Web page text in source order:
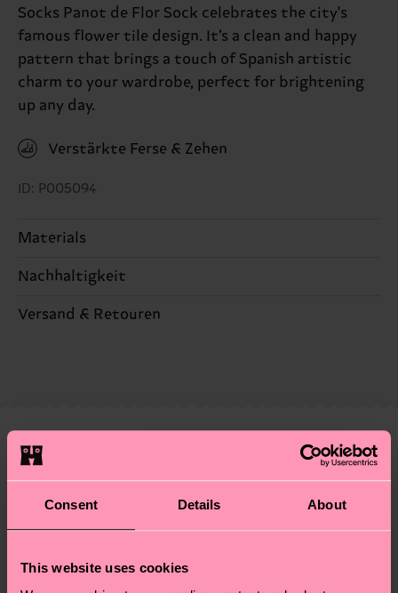
Consent Details About
This website uses cookies
Socks Panot de Flor Sock celebrates the city's
famous flower tile design. It’s a clean and happy
pattern that brings a touch of Spanish artistic
charm to your wardrobe, perfect for brightening
up any day.
Verstärkte Ferse & Zehen
ID: P005094
Materials
80% Cotton, 18% Polyamide, 2% Elastane
Nachhaltigkeit
Nachhaltigkeit ist mehr als nur Qualität und
findest du auf unsererNachhaltigkeitsseite.
Versand & Retouren
dass es sich hierbei um einen Richtwert handelt
und die genaue Lieferzeit von der lokalen Post in
Du hast Fragen zu einer Retoure? In unserem
Hilfebereich im Artikel
Ähnliche muster